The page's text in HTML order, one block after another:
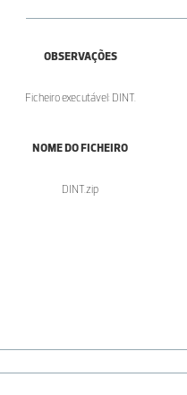
OBSERVAÇÕES
Ficheiro executável: DINT.
NOME DO FICHEIRO
DINT.zip